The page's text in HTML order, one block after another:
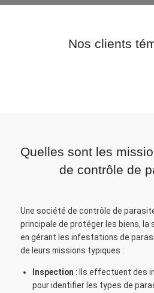
Nos clients
Quelles sont les
de contrôle de
Une société de contrôle de
principale de protéger les biens, la
en gérant les infestations de
de leurs missions typiques :
Inspection : Ils effectuent des
pour identifier les types de